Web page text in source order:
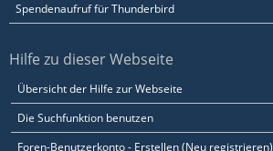
Spendenaufruf für Thunderbird
Hilfe zu dieser Webseite
Übersicht der Hilfe zur Webseite
Die Suchfunktion benutzen
Foren-Benutzerkonto - Erstellen (Neu registrieren)